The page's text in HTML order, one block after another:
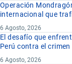
Operación
internacional que
6 Agosto, 2026
El desafío que
Perú contra el
6 Agosto, 2026